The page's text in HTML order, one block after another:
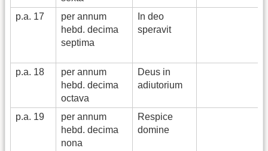
p.a. 17
per annum
hebd. decima
septima
In deo
speravit
p.a. 18
per annum
hebd. decima
octava
Deus in
adiutorium
p.a. 19
per annum
hebd. decima
nona
Respice
domine